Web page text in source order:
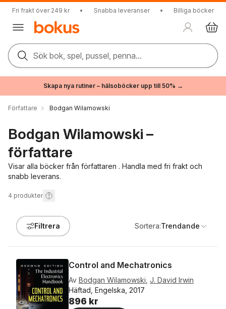
Fri frakt över 249 kr • Snabba leveranser • Billiga böcker
Sök bok, spel, pussel, penna...
Skapa nya rutiner – hälsoböcker upp till 50% →
Författare Bodgan Wilamowski
Bodgan Wilamowski –
författare
Visar alla böcker från författaren . Handla med fri frakt och
snabb leverans.
4 produkter
Filtrera Sortera:Trendande
Control and Mechatronics
Av Bodgan Wilamowski J. David Irwin
Häftad, Engelska, 2017
896 kr